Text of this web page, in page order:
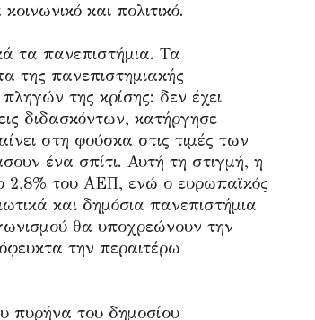
και πολιτικό.
τα πανεπιστήμια. Τα
της πανεπιστημιακής
της κρίσης: δεν έχει
διδασκόντων, κατήργησε
στη φούσκα στις τιμές των
ένα σπίτι. Αυτή τη στιγμή, η
2,8% του ΑΕΠ, ενώ ο ευρωπαϊκός
και δημόσια πανεπιστήμια
θα υποχρεώνουν την
την περαιτέρω
πυρήνα του δημοσίου